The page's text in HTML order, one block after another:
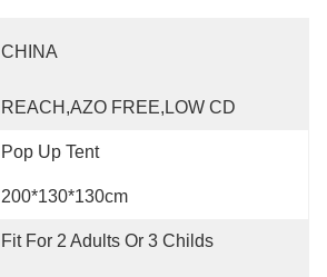
CHINA
REACH,AZO FREE,LOW CD
Pop Up Tent
200*130*130cm
Fit For 2 Adults Or 3 Childs